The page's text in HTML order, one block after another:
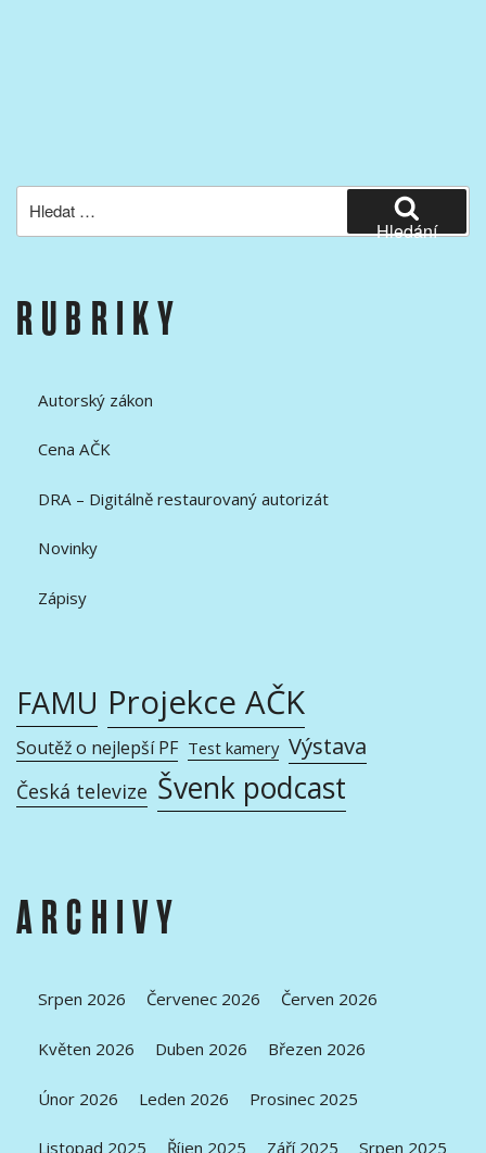
Hledání
RUBRIKY
Autorský zákon
Cena AČK
DRA – Digitálně restaurovaný autorizát
Novinky
Zápisy
FAMU Projekce AČK
Soutěž o nejlepší PF Test kamery Výstava
Česká televize Švenk podcast
ARCHIVY
Srpen 2026 Červenec 2026 Červen 2026
Květen 2026 Duben 2026 Březen 2026
Únor 2026 Leden 2026 Prosinec 2025
Listopad 2025 Říjen 2025 Září 2025 Srpen 2025